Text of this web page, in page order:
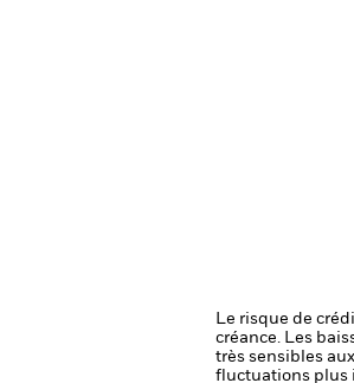
Le risque de
créance. Les
très sensibles
fluctuations plus